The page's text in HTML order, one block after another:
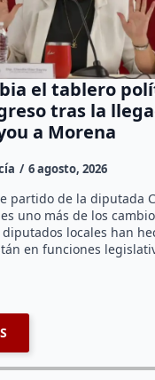
el tablero
tras la
a Morena
6 agosto, 2026
partido de la diputada
uno más de los
locales han
en funciones